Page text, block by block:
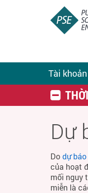
Tài
Dự
Dodự
của hoạt
mối nguy
miễn là